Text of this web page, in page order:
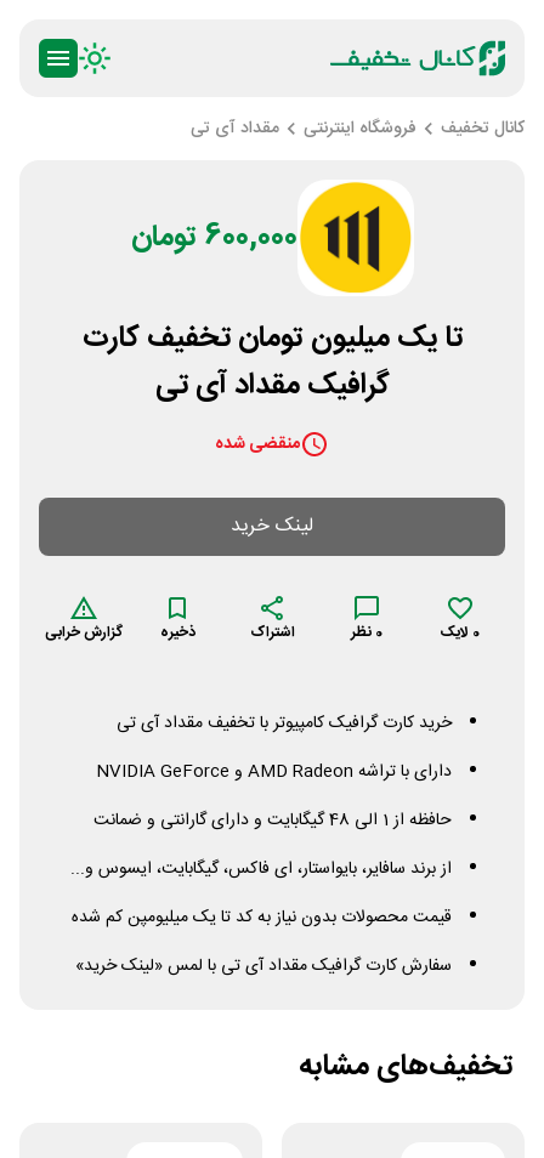
کانال تخفیف فروشگاه اینترنتی مقداد آی تی
600,000 تومان
تا یک میلیون تومان تخفیف کارت
گرافیک مقداد آی تی
منقضی شده
لینک خرید
0 لایک 0 نظر اشتراک ذخیره گزارش خرابی
خرید کارت گرافیک کامپیوتر با تخفیف مقداد آی تی
دارای با تراشه
AMD Radeon و NVIDIAGeForce
حافظه از 1 الی 48 گیگابایت و دارای گارانتی و ضمانت
از برند سافایر، بایواستار، ای فاکس، گیگابایت، ایسوس و...
قیمت محصولات بدون نیاز به کد تا یک میلیومپن کم شده
سفارش کارت گرافیک مقداد آی تی با لمس «لینک خرید»
تخفیف‌های مشابه